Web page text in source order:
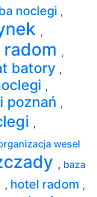
noclegi ,
,
,
batory ,
,
poznań ,
,
wesel
, baza
, hotel radom ,